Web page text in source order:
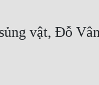
vật, Đỗ